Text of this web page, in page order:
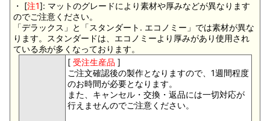
・ [注1]: マットのグレードにより素材や厚みなどが異なります
のでご注意ください。
「デラックス」と「スタンダート. エコノミー」では素材が異な
ります。スタンダードは、エコノミーより厚みがあり使用され
ている糸が多くなっております。
[ 受注生産品 ]
ご注文確認後の製作となりますので、1週間程度
のお時間が必要となります。
また、キャンセル・交換・返品には一切対応が
行えませんのでご注意ください。